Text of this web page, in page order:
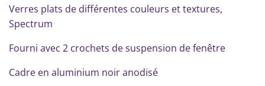
Verres plats de différentes couleurs et textures,
Spectrum
Fourni avec 2 crochets de suspension de fenêtre
Cadre en aluminium noir anodisé